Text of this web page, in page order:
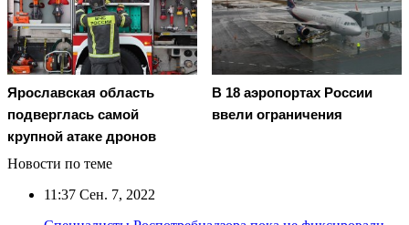
Ярославская область
подверглась самой
крупной атаке дронов
В 18 аэропортах России
ввели ограничения
Новости по теме
11:37 Сен. 7, 2022